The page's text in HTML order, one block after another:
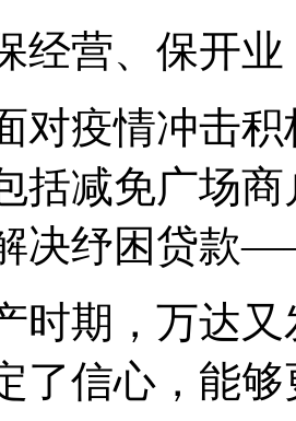
经营、保开业
对疫情冲击
括减免广场
决纾困贷款
时期，万达
了信心，能